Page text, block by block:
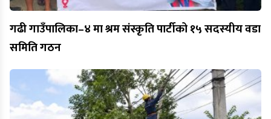
गढी गाउँपालिका–४ मा श्रम संस्कृति पार्टीको १५ सदस्यीय वडा
समिति गठन